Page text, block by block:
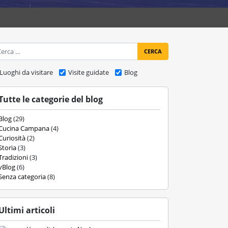
Luoghi da visitare Visite guidate Blog
le categorie del blog
(29)
Campana(4)
(2)
(3)
(3)
(6)
categoria(8)
articoli